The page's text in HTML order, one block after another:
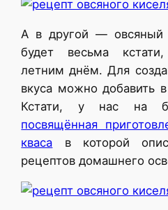
А в другой — овсяный
будет весьма
летним днём. Для
вкуса можно добавить
Кстати, у нас на
посвящённая
кваса в которой
рецептов домашнего